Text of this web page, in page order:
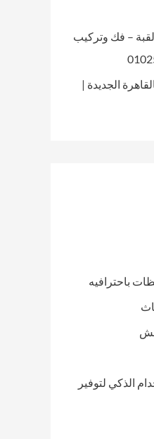
– فك وتركيب
الجديدة |
باحترافيه
الذكي لتوفير